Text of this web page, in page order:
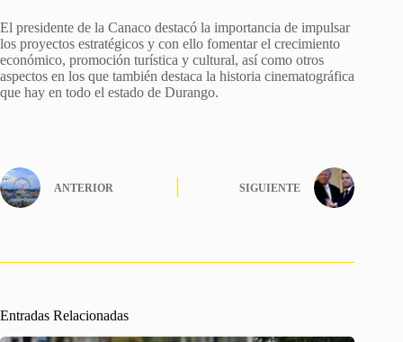
El presidente de la Canaco destacó la importancia de impulsar
los proyectos estratégicos y con ello fomentar el crecimiento
económico, promoción turística y cultural, así como otros
aspectos en los que también destaca la historia cinematográfica
que hay en todo el estado de Durango.
ANTERIOR SIGUIENTE
Entradas Relacionadas